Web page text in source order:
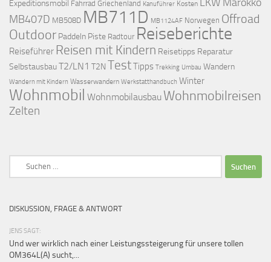
Expeditionsmobil Fahrrad Griechenland Kanuführer Kosten
MB407D MB508D MB711D MB1124AF Norwegen Offroad
Outdoor Paddeln Piste Radtour Reiseberichte
Reiseführer Reisen mit Kindern Reisetipps Reparatur
SelbstausbauT2/LN1 T2N TestTipps Trekking Umbau Wandern
Wandern mit Kindern Wasserwandern Werkstatthandbuch Winter
Wohnmobil Wohnmobilausbau Wohnmobilreisen
Zelten
DISKUSSION, FRAGE & ANTWORT
JENS SAGT:
Und wer wirklich nach einer Leistungssteigerung für unsere tollen
OM364L(A) sucht,...